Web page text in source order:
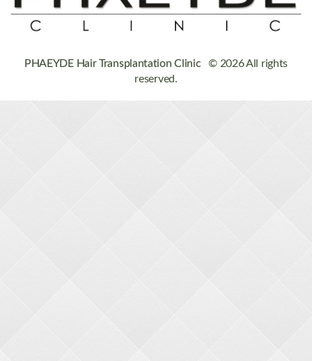
PHAEYDE Hair Transplantation Clinic
© 2026 All rights
reserved.